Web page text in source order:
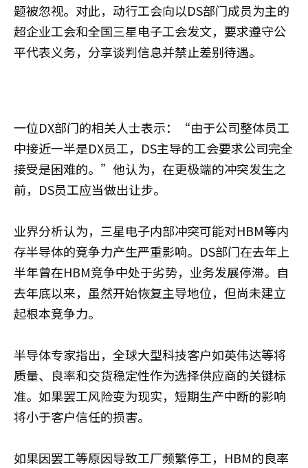
题被忽视。对此，动行工会向以DS部门成员为主的
超企业工会和全国三星电子工会发文，要求遵守公
平代表义务，分享谈判信息并禁止差别待遇。
一位DX部门的相关人士表示：“由于公司整体员工
中接近一半是DX员工，DS主导的工会要求公司完全
接受是困难的。”他认为，在更极端的冲突发生之
前，DS员工应当做出让步。
业界分析认为，三星电子内部冲突可能对HBM等内
存半导体的竞争力产生严重影响。DS部门在去年上
半年曾在HBM竞争中处于劣势，业务发展停滞。自
去年底以来，虽然开始恢复主导地位，但尚未建立
起根本竞争力。
半导体专家指出，全球大型科技客户如英伟达等将
质量、良率和交货稳定性作为选择供应商的关键标
准。如果罢工风险变为现实，短期生产中断的影响
将小于客户信任的损害。
如果因罢工等原因导致工厂频繁停工，HBM的良率